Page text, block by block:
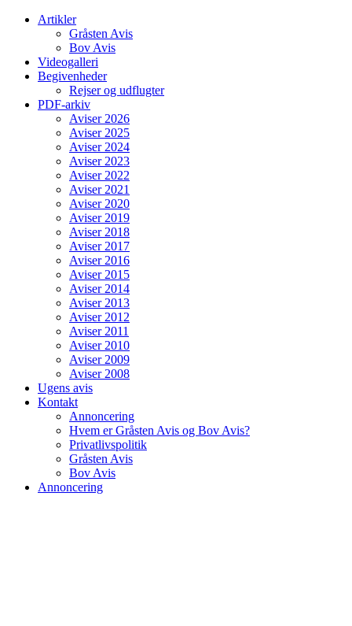
Artikler
Gråsten Avis
Bov Avis
Videogalleri
Begivenheder
Rejser og udflugter
PDF-arkiv
Aviser 2026
Aviser 2025
Aviser 2024
Aviser 2023
Aviser 2022
Aviser 2021
Aviser 2020
Aviser 2019
Aviser 2018
Aviser 2017
Aviser 2016
Aviser 2015
Aviser 2014
Aviser 2013
Aviser 2012
Aviser 2011
Aviser 2010
Aviser 2009
Aviser 2008
Ugens avis
Kontakt
Annoncering
Hvem er Gråsten Avis og Bov Avis?
Privatlivspolitik
Gråsten Avis
Bov Avis
Annoncering